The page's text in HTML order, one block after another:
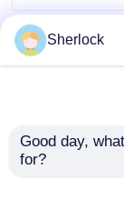
Sherlock
Good day,
for?